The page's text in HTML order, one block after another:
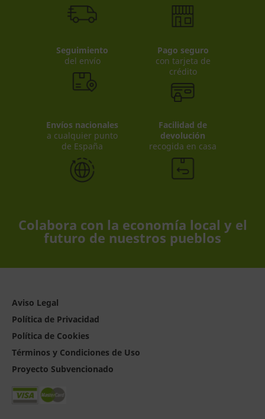
Seguimiento
del envío
Pago seguro
con tarjeta de
crédito
Envíos nacionales
a cualquier punto
de España
Facilidad de
devolución
recogida en casa
Colabora con la economía local y el
futuro de nuestros pueblos
Aviso Legal
Política de Privacidad
Política de Cookies
Términos y Condiciones de Uso
Proyecto Subvencionado